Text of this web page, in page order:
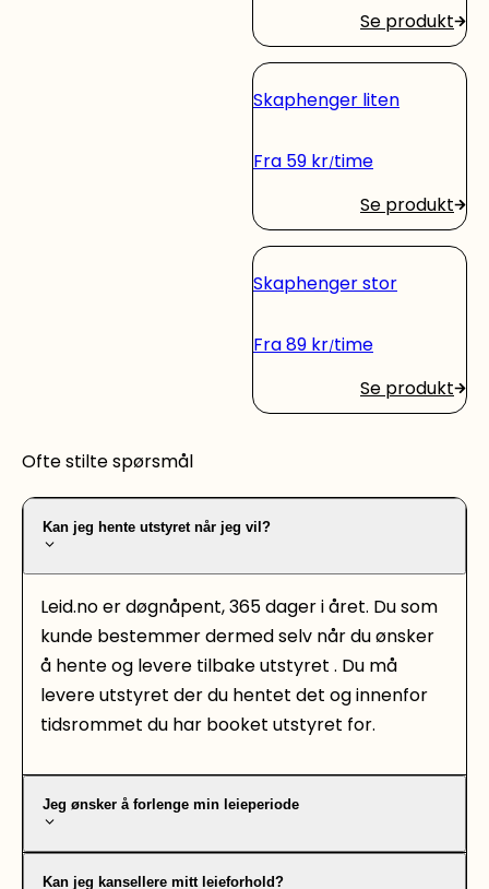
Se produkt
Skaphenger liten
Fra 59 kr time
Se produkt
Skaphenger stor
Fra89 kr time
Se produkt
Ofte stilte spørsmål
Kan jeg hente utstyret når jeg vil?
Leid.no er døgnåpent, 365 dager i året. Du som
kunde bestemmer dermed selv når du ønsker
å hente og levere tilbake utstyret . Du må
levere utstyret der du hentet det og innenfor
tidsrommet du har booket utstyret for.
Jeg ønsker å forlenge min leieperiode
Kan jeg kansellere mitt leieforhold?